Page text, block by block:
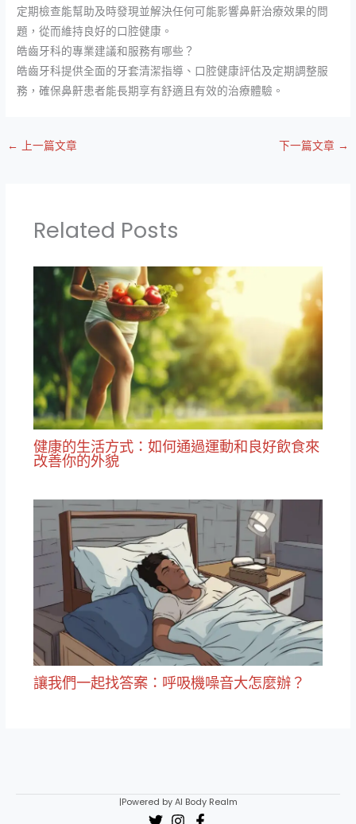
定期檢查能幫助及時發現並解決任何可能影響鼻鼾治療效果的問
題，從而維持良好的口腔健康。
皓齒牙科的專業建議和服務有哪些？
皓齒牙科提供全面的牙套清潔指導、口腔健康評估及定期調整服
務，確保鼻鼾患者能長期享有舒適且有效的治療體驗。
← 上一篇文章 下一篇文章 →
Related Posts
健康的生活方式：如何通過運動和良好飲食來
改善你的外貌
讓我們一起找答案：呼吸機噪音大怎麼辦？
|Powered by AI Body Realm